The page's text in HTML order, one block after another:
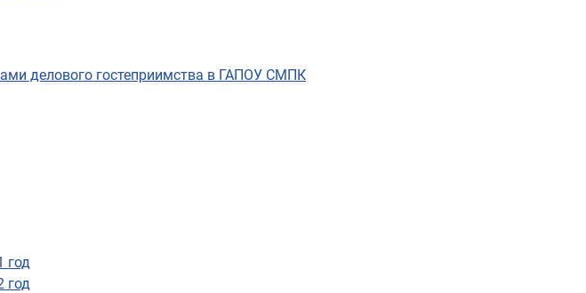
делового гостеприимства в ГАПОУ СМПК
год
год